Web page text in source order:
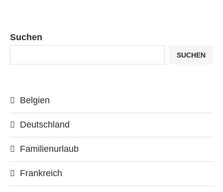
Suchen
SUCHEN
Belgien
Deutschland
Familienurlaub
Frankreich